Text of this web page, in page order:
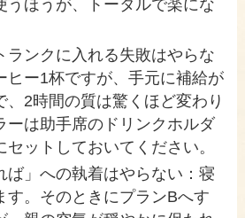
うほうが、トータルで楽にな
ランクに入れる失敗はやらな
ヒー1杯ですが、手元に補給が
、2時間の質は驚くほど変わり
ーは助手席のドリンクホルダ
セットしておいてください。
ば」への執着はやらない：寝
す。そのときにプランBへす